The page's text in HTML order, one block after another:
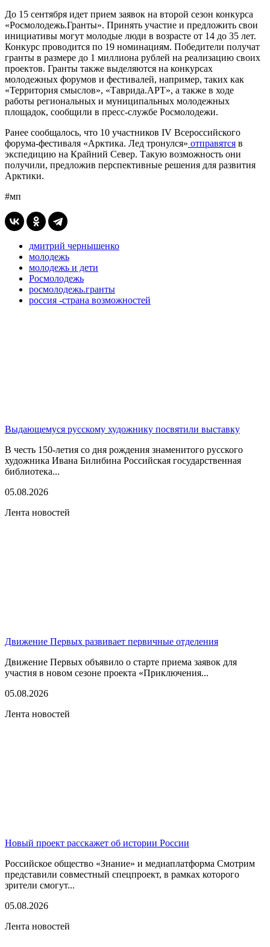
До 15 сентября идет прием заявок на второй сезон конкурса
«Росмолодежь.Гранты». Принять участие и предложить свои
инициативы могут молодые люди в возрасте от 14 до 35 лет.
Конкурс проводится по 19 номинациям. Победители получат
гранты в размере до 1 миллиона рублей на реализацию своих
проектов. Гранты также выделяются на конкурсах
молодежных форумов и фестивалей, например, таких как
«Территория смыслов», «Таврида.АРТ», а также в ходе
работы региональных и муниципальных молодежных
площадок, сообщили в пресс-службе Росмолодежи.
Ранее сообщалось, что 10 участников IV Всероссийского
форума-фестиваля «Арктика. Лед тронулся» отправятся в
экспедицию на Крайний Север. Такую возможность они
получили, предложив перспективные решения для развития
Арктики.
#мп
дмитрий чернышенко
молодежь
молодежь и дети
Росмолодежь
росмолодежь.гранты
россия -страна возможностей
Выдающемуся русскому художнику посвятили выставку
В честь 150-летия со дня рождения знаменитого русского
художника Ивана Билибина Российская государственная
библиотека...
05.08.2026
Лента новостей
Движение Первых развивает первичные отделения
Движение Первых объявило о старте приема заявок для
участия в новом сезоне проекта «Приключения...
05.08.2026
Лента новостей
Новый проект расскажет об истории России
Российское общество «Знание» и медиаплатформа Смотрим
представили совместный спецпроект, в рамках которого
зрители смогут...
05.08.2026
Лента новостей